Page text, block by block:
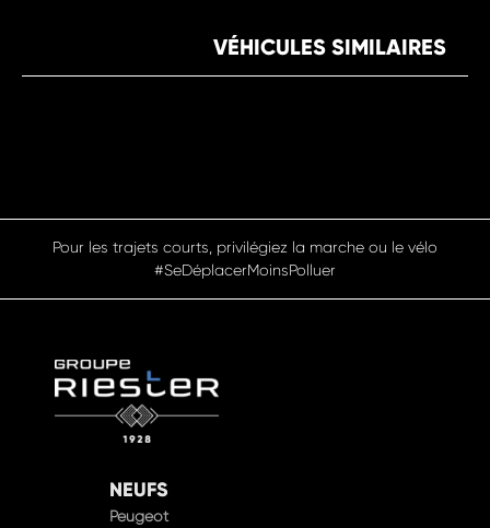
VÉHICULES SIMILAIRES
Pour les trajets courts, privilégiez la marche ou le vélo
#SeDéplacerMoinsPolluer
NEUFS
Peugeot